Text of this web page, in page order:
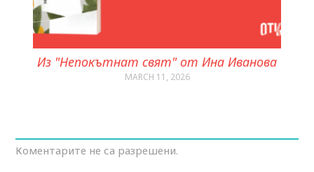
Из "Непокътнат свят" от Ина Иванова
MARCH 11, 2026
Коментарите не са разрешени.